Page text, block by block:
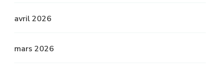
avril 2026
mars 2026